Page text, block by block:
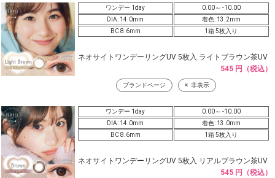
ワンデー 1day
0.00～ -10.00
DIA: 14.0mm
着色: 13.2mm
BC 8.6mm
1箱 5枚入り
ネオサイトワンデーリングUV 5枚入 ライトブラウン茶UV
545 円（税込）
ブランドページ 非表示
ワンデー 1day
0.00～ -10.00
DIA: 14.0mm
着色: 13.0mm
BC 8.6mm
1箱 5枚入り
ネオサイトワンデーリングUV 5枚入 リアルブラウン茶UV
545 円（税込）